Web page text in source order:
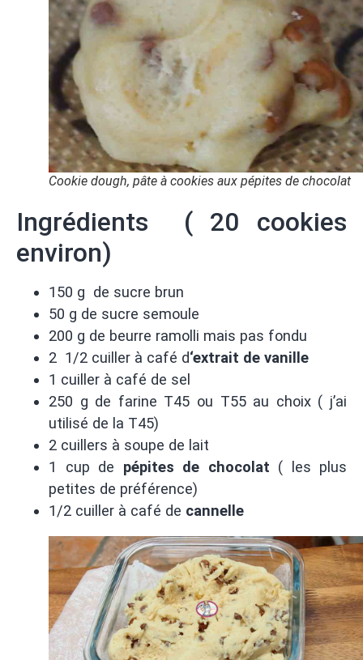
Cookie dough, pâte à cookies aux pépites de chocolat
Ingrédients ( 20 cookies
environ)
150 g de sucre brun
50 g de sucre semoule
200 g de beurre ramolli mais pas fondu
2 1/2 cuiller à café d‘extrait de vanille
1 cuiller à café de sel
250 g de farine T45 ou T55 au choix ( j’ai
utilisé de la T45)
2 cuillers à soupe de lait
1 cup de pépites de chocolat ( les plus
petites de préférence)
1/2 cuiller à café de cannelle